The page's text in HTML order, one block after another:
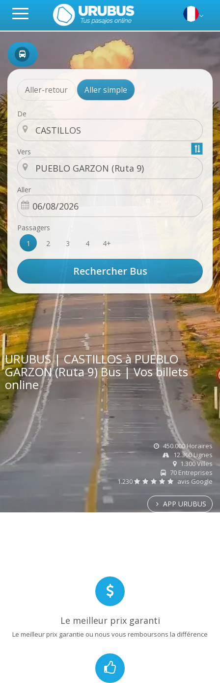
Aller-retour Aller simple
De
Vers
Aller
Passagers
1
2 3 4 4+
URUBUS | CASTILLOS à PUEBLO
GARZON (Ruta 9) Bus | Vos billets
online
450.000 Horaires
12.300 Lignes
1.300 Villes
70 Entreprises
1.230
avis Google
APP URUBUS
Le meilleur prix garanti
Le meilleur prix garantie ou nous vous remboursons la différence